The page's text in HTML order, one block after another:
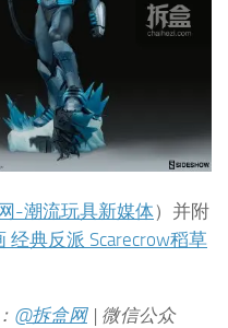
-潮流玩具新媒体）并附
经典反派 Scarecrow稻草
@拆盒网| 微信公众